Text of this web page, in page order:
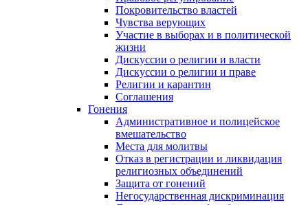
Покровительство властей
Чувства верующих
Участие в выборах и в политической
жизни
Дискуссии о религии и власти
Дискуссии о религии и праве
Религии и карантин
Соглашения
Гонения
Административное и полицейское
вмешательство
Места для молитвы
Отказ в регистрации и ликвидация
религиозных объединений
Защита от гонений
Негосударственная дискриминация